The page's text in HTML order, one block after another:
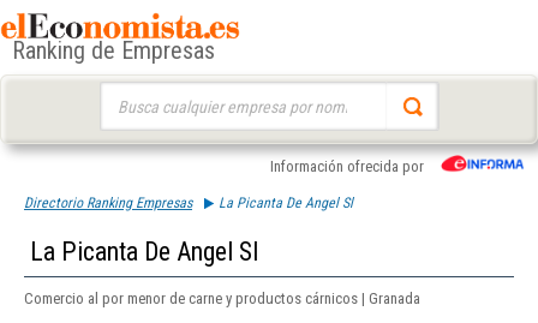
Ranking de Empresas
Información ofrecida por
Directorio Ranking Empresas La Picanta De Angel Sl
La Picanta De Angel Sl
Comercio al por menor de carne y productos cárnicos | Granada